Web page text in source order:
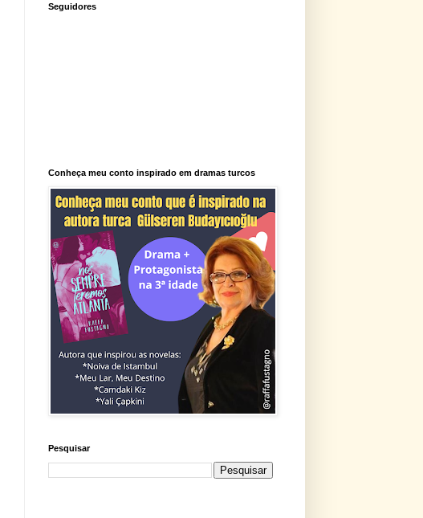
Seguidores
Conheça meu conto inspirado em dramas turcos
Pesquisar